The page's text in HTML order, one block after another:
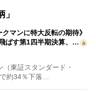
クマンに特大反転の期待》
ばす第1四半期決算、…
東証スタンダード・
約34％下落…